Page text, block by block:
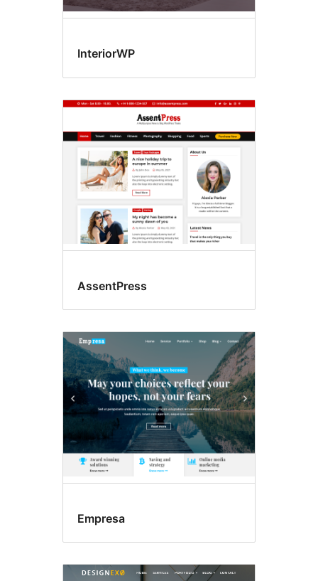
InteriorWP
AssentPress
Empresa